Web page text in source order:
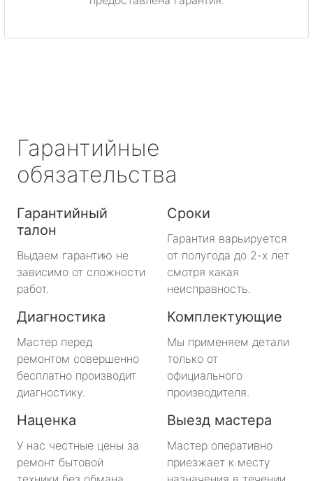
Гарантийные
обязательства
Гарантийный
талон
Выдаем гарантию не
зависимо от сложности
работ.
Сроки
Гарантия варьируется
от полугода до 2-х лет
смотря какая
неисправность.
Диагностика
Мастер перед
ремонтом совершенно
бесплатно производит
диагностику.
Комплектующие
Мы применяем детали
только от
официального
производителя.
Наценка
У нас честные цены за
ремонт бытовой
Выезд мастера
Мастер оперативно
приезжает к месту